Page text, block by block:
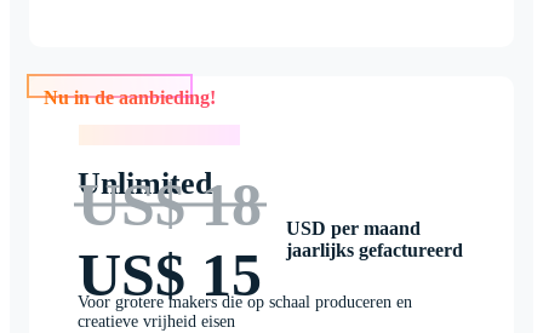
Nu in de aanbieding!
Unlimited
US$ 18
US$ 15
USD per maand
jaarlijks gefactureerd
Voor grotere makers die op schaal produceren en
creatieve vrijheid eisen